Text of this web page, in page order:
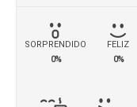
SORPRENDIDO
0%
FELIZ
0%